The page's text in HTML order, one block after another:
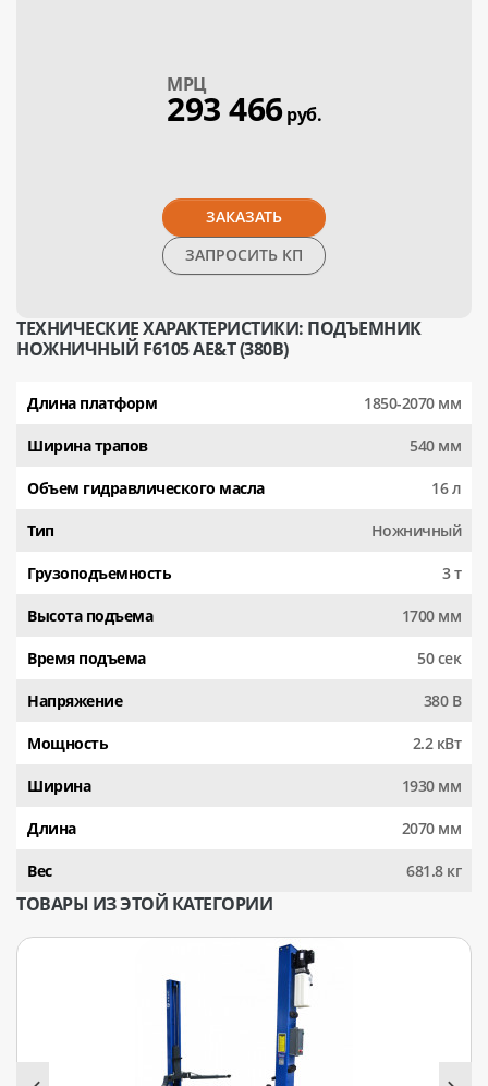
МPЦ
293 466руб.
ЗАКАЗАТЬ
ЗАПРОСИТЬ КП
ТЕХНИЧЕСКИЕ ХАРАКТЕРИСТИКИ: ПОДЪЕМНИК
НОЖНИЧНЫЙ F6105 AE&T (380В)
Длина платформ 1850-2070 мм
Ширина трапов 540 мм
Объем гидравлического масла 16 л
Тип Ножничный
Грузоподъемность 3 т
Высота подъема 1700 мм
Время подъема 50 сек
Напряжение 380 В
Мощность 2.2 кВт
Ширина 1930 мм
Длина 2070 мм
Вес 681.8 кг
ТОВАРЫ ИЗ ЭТОЙ КАТЕГОРИИ